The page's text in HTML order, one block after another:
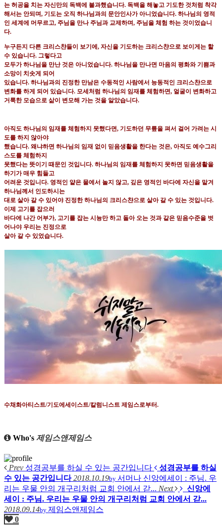
는 허공을 치는 자신만의 독백에 불과했습니다. 독백을 해놓고 기도한 것처럼 착각
해서는 안되며, 기도는 오직 하나님과의 문안인사가 아니었습니다. 하나님의 영적
인 세계에 머무르고, 주님을 만나 주님과 교제하며, 주님을 체험 하는 것이었습니
다.
누구든지 다른 크리스챤들이 보기에, 자신을 기도하는 크리스챤으로 보이게는 할
수 있습니다. 그렇다고
모두가 하나님을 만난 것은 아니었습니다. 하나님을 만나면 마음의 평화와 기쁨과
소망이 치솟게 되어
있습니다. 하나님과의 진정한 만남은 수동적인 사람에서 능동적인 크리스챤으로
변화를 하게 되어 있습니다. 모세처럼 하나님의 임재를 체험하면, 얼굴이 변화하고
거룩한 모습으로 삶이 변모해 가는 것을 알았습니다.
아직도 하나님의 임재를 체험하지 못했다면, 기도하던 무릎을 펴서 걸어 가려는 시
도를 하지 않아야
했습니다. 왜냐하면 하나님의 임재 없이 믿음생활을 한다는 것은, 아직도 예수그리
스도를 체험하지
못했다는 뜻이기 때문인 것입니다. 하나님의 임재를 체험하지 못하면 믿음생활을
하기가 매우 힘들고
어려운 것입니다. 영적인 얕은 물에서 놀지 않고, 깊은 영적인 바다에 자신을 맡겨
하나님께서 인도하시는
대로 살아 갈 수 있어야 진정한 하나님의 크리스챤으로 살아 갈 수 있는 것입니다.
이제 고기를 잡으러
바다에 나간 어부가, 고기를 잡는 시늉만 하고 돌아 오는 것과 같은 믿음수준을 벗
어나야 우리는 진정으로
살아 갈 수 있었습니다.
수채화아티스트/기도에세이스트/칼럼니스트 제임스로부터.
Who's 제임스앤제임스
Prev 성경공부를 하실 수 있는 공간입니다
성경공부를 하실
수 있는 공간입니다 2018.10.19by 서머나 신앙에세이 : 주님. 우
리는 우물 안의 개구리처럼 교회 안에서 갇... Next
신앙에
세이 : 주님. 우리는 우물 안의 개구리처럼 교회 안에서 갇...
2018.09.14by 제임스앤제임스
0